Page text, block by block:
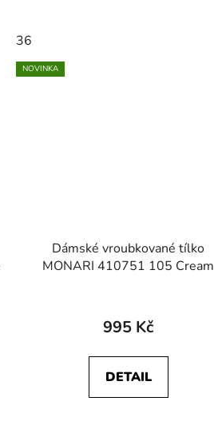
36
NOVINKA
Dámské vroubkované tílko
MONARI 410751 105 Cream
995 Kč
DETAIL